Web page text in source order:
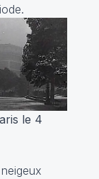
le 4